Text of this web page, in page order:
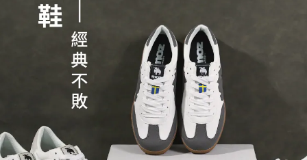
【注意事項】
１．透過由恩沛科技股份有限公司提供之「AFTEE先享後付」服務完成之交
易，需依本服務之必要範圍內提供個人資料，並將交易相關給付款項請求債
權轉讓予恩沛科技股份有限公司。
２．關於個人資料處理事宜，請瀏覽以下網址：
https://aftee.tw/terms/#terms3
３．未成年的使用者請事先徵得法定代理人或監護人之同意方可使用
「AFTEE先享後付」，若未經同意申辦者引起之損失，本公司不負相關責
４．使用「AFTEE先享後付」時，將依據個別帳號之用戶狀況，依本公司即
時審查核予不同之上限額度；若仍有額度不足之情形，本公司將視審查結果
請求用戶進行身份認證。
免運費